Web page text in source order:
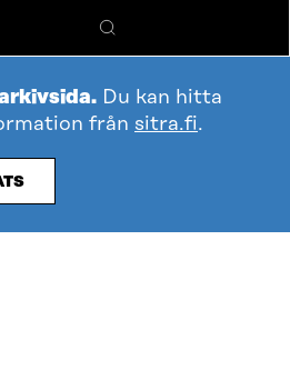
Sök
Du kan hitta
från sitra.fi.